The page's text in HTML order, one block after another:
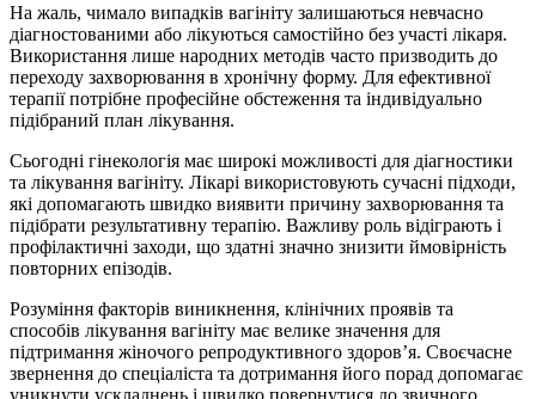
На жаль, чимало випадків вагініту залишаються невчасно
діагностованими або лікуються самостійно без участі лікаря.
Використання лише народних методів часто призводить до
переходу захворювання в хронічну форму. Для ефективної
терапії потрібне професійне обстеження та індивідуально
підібраний план лікування.
Сьогодні гінекологія має широкі можливості для діагностики
та лікування вагініту. Лікарі використовують сучасні підходи,
які допомагають швидко виявити причину захворювання та
підібрати результативну терапію. Важливу роль відіграють і
профілактичні заходи, що здатні значно знизити ймовірність
повторних епізодів.
Розуміння факторів виникнення, клінічних проявів та
способів лікування вагініту має велике значення для
підтримання жіночого репродуктивного здоров’я. Своєчасне
звернення до спеціаліста та дотримання його порад допомагає
уникнути ускладнень і швидко повернутися до звичного